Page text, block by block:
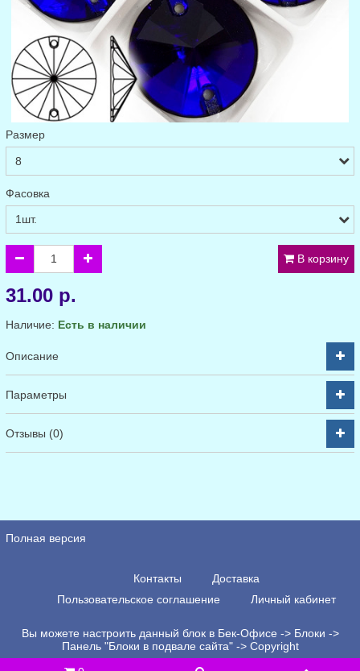
Размер
Фасовка
В корзину
31.00 р.
Наличие: Есть в наличии
Описание
Параметры
Отзывы (0)
Полная версия
Контакты
Доставка
Пользовательское соглашение
Личный кабинет
Вы можете настроить данный блок в Бек-Офисе -> Блоки ->
Панель "Блоки в подвале сайта" -> Copyright